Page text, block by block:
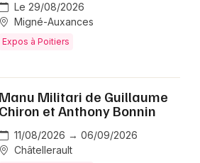
Le 29/08/2026
Migné-Auxances
Expos à Poitiers
Manu Militari de Guillaume
Chiron et Anthony Bonnin
11/08/2026 → 06/09/2026
Châtellerault